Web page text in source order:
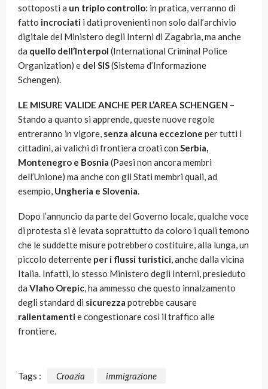
sottoposti a un triplo controllo: in pratica, verranno di
fatto incrociati i dati provenienti non solo dall’archivio
digitale del Ministero degli Interni di Zagabria, ma anche
da quello dell’Interpol (International Criminal Police
Organization) e del SIS(Sistema d’Informazione
Schengen).
LE MISURE VALIDE ANCHE PER L’AREA SCHENGEN –
Stando a quanto si apprende, queste nuove regole
entreranno in vigore, senza alcuna eccezione per tutti i
cittadini, ai valichi di frontiera croati con Serbia,
Montenegro e Bosnia (Paesi non ancora membri
dell’Unione) ma anche con gli Stati membri quali, ad
esempio, Ungheria e Slovenia.
Dopo l’annuncio da parte del Governo locale, qualche voce
di protesta si è levata soprattutto da coloro i quali temono
che le suddette misure potrebbero costituire, alla lunga, un
piccolo deterrente per i flussi turistici, anche dalla vicina
Italia. Infatti, lo stesso Ministero degli Interni, presieduto
da Vlaho Orepic, ha ammesso che questo innalzamento
degli standard di sicurezza potrebbe causare
rallentamentie congestionare così il traffico alle
frontiere.
Tags : Croazia immigrazione